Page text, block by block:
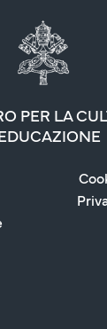
PER LA